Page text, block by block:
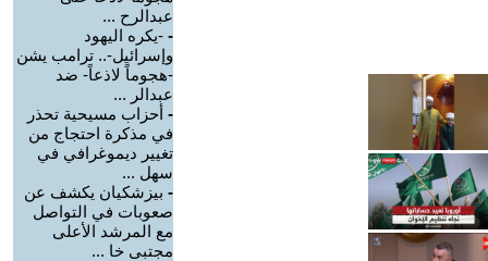
عبدالرح ...
- -يكره اليهود
وإسرائيل-.. ترامب يشن
-هجوماً لاذعاً- ضد
عبدالر ...
- أحزاب مسيحية تحذر
في مذكرة احتجاج من
تغيير ديموغرافي في
سهل ...
- بيزشكيان يكشف عن
صعوبات في التواصل
مع المرشد الأعلى
مجتبى خا ...